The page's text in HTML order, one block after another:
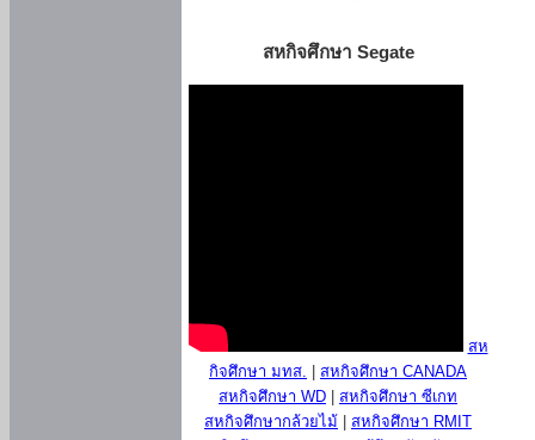
สหกิจศึกษา Segate
สห
กิจศึกษา มทส.
สหกิจศึกษา CANADA
สหกิจศึกษา WD
สหกิจศึกษา ซีเกท
สหกิจศึกษากล้วยไม้
สหกิจศึกษา RMIT